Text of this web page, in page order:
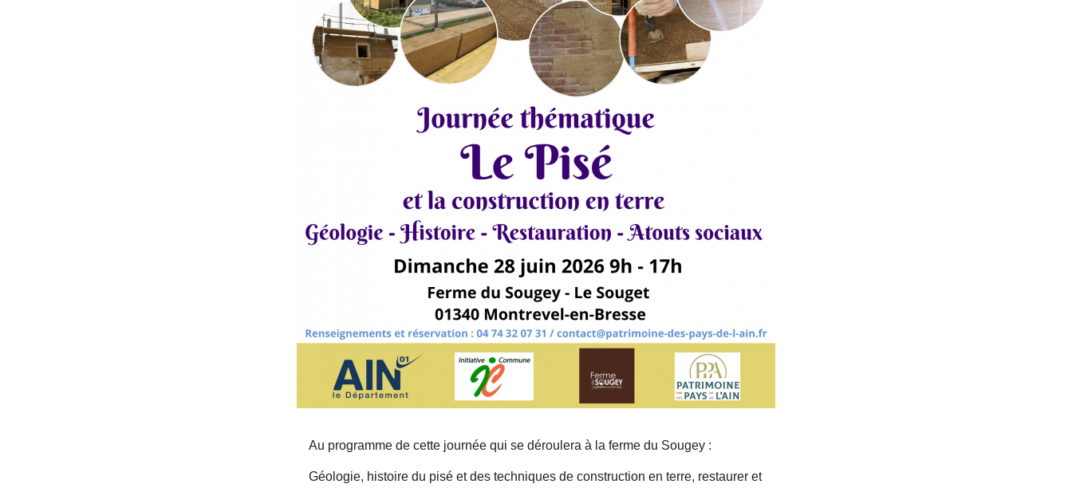
Au programme de cette journée qui se déroulera à la ferme du Sougey :
Géologie, histoire du pisé et des techniques de construction en terre, restaurer et